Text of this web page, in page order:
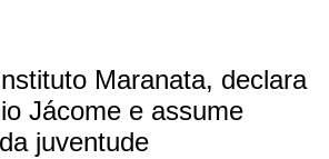
Maranata, declara
Jácome e assume
juventude